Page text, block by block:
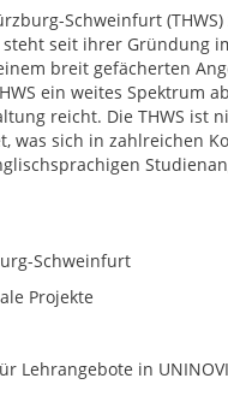
Schweinfurt
seit ihrer Gründung
breit gefächerten
ein weites Spektrum
reicht. Die THWS
was sich in zahlreichen
Schweinfurt
Projekte
Lehrangebote in